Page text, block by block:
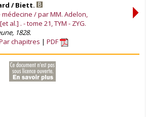
/ Biett.
/ par MM. Adelon,
al.] . - tome 21, TYM - ZYG.
1828.
chapitres PDF